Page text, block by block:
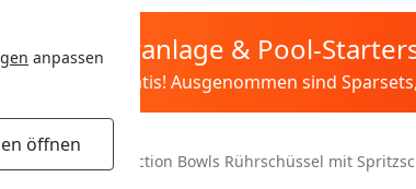
anpassen
öffnen
Sandfilteranlage & Pool-
Filter&Pflege gratis! Ausgenommen sind
WMF Function Bowls Rührschüssel mit